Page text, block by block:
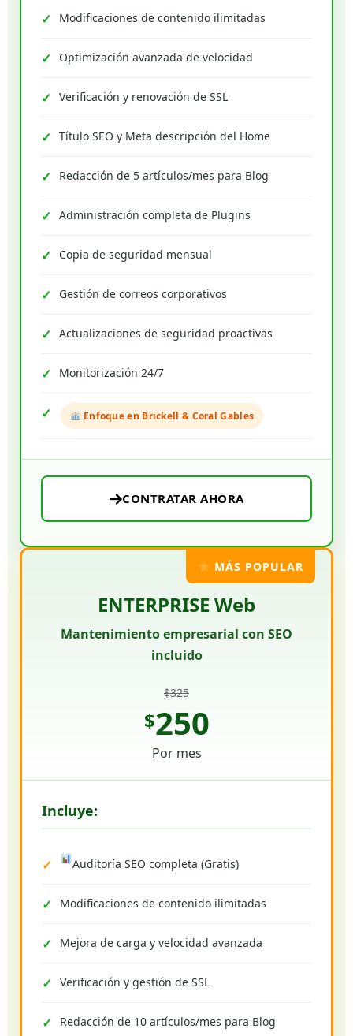
Modificaciones de contenido ilimitadas
Optimización avanzada de velocidad
Verificación y renovación de SSL
Título SEO y Meta descripción del Home
Redacción de 5 artículos/mes para Blog
Administración completa de Plugins
Copia de seguridad mensual
Gestión de correos corporativos
Actualizaciones de seguridad proactivas
Monitorización 24/7
Enfoque en Brickell & Coral Gables
CONTRATAR AHORA
MÁS POPULAR
ENTERPRISE Web
Mantenimiento empresarial con SEO
incluido
$325
$250
Por mes
Incluye:
Auditoría SEO completa (Gratis)
Modificaciones de contenido ilimitadas
Mejora de carga y velocidad avanzada
Verificación y gestión de SSL
Redacción de 10 artículos/mes para Blog